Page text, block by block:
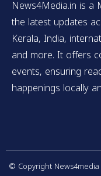
News4Media.in is a
the latest updates
Kerala, India,
and more. It offers
events, ensuring
happenings locally
© Copyright